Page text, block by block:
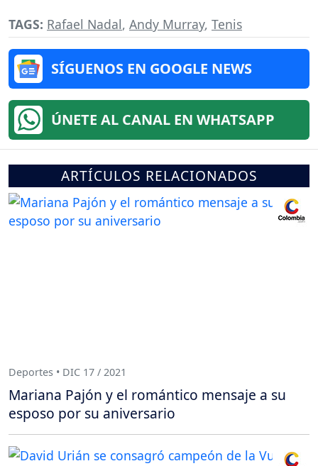
TAGS: Rafael Nadal, Andy Murray, Tenis
SÍGUENOS EN GOOGLE NEWS
ÚNETE AL CANAL EN WHATSAPP
ARTÍCULOS RELACIONADOS
Deportes • DIC 17 / 2021
Mariana Pajón y el romántico mensaje a su
esposo por su aniversario